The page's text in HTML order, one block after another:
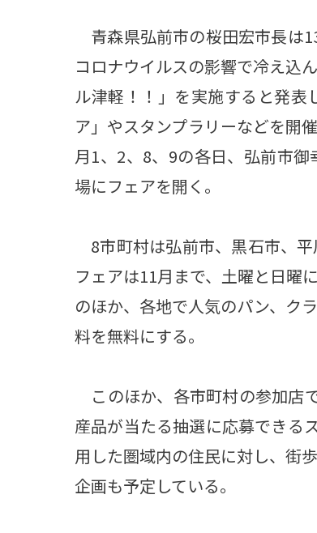
青森県弘前市の桜田宏市長は
コロナウイルスの影響で冷え込
ル津軽！！」を実施すると発表
ア」やスタンプラリーなどを開
月1、2、8、9の各日、弘前市
場にフェアを開く。
8市町村は弘前市、黒石市、平
フェアは11月まで、土曜と日曜
のほか、各地で人気のパン、ク
料を無料にする。
このほか、各市町村の参加店
産品が当たる抽選に応募できる
用した圏域内の住民に対し、街
企画も予定している。